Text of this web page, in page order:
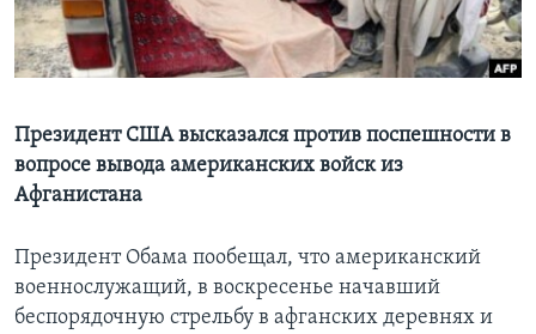
Learning English
Президент США высказался против поспешности в
вопросе вывода американских войск из
Афганистана
Президент Обама пообещал, что американский
военнослужащий, в воскресенье начавший
беспорядочную стрельбу в афганских деревнях и